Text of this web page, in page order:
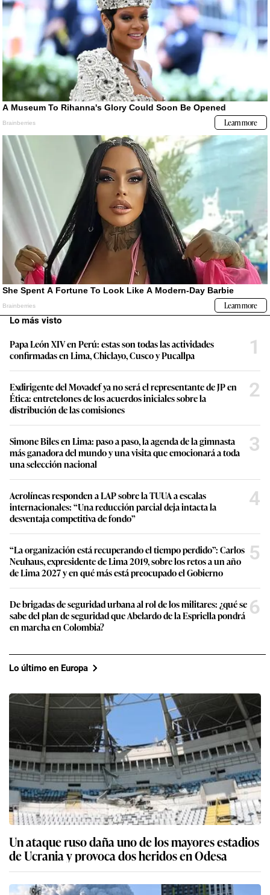
Lo más visto
Papa León XIV en Perú: estas son todas las actividades
confirmadas en Lima, Chiclayo, Cusco y Pucallpa
1
Exdirigente del Movadef ya no será el representante de JP en
Ética: entretelones de los acuerdos iniciales sobre la
distribución de las comisiones
2
Simone Biles en Lima: paso a paso, la agenda de la gimnasta
más ganadora del mundo y una visita que emocionará a toda
una selección nacional
3
Aerolíneas responden a LAP sobre la TUUA a escalas
internacionales: “Una reducción parcial deja intacta la
desventaja competitiva de fondo”
4
“La organización está recuperando el tiempo perdido”: Carlos
Neuhaus, expresidente de Lima 2019, sobre los retos a un año
de Lima 2027 y en qué más está preocupado el Gobierno
5
De brigadas de seguridad urbana al rol de los militares: ¿qué se
sabe del plan de seguridad que Abelardo de la Espriella pondrá
en marcha en Colombia?
6
Lo último en Europa
Un ataque ruso daña uno de los mayores estadios
de Ucrania y provoca dos heridos en Odesa